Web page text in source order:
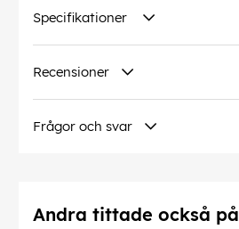
Specifikationer
Recensioner
Frågor och svar
Andra tittade också på